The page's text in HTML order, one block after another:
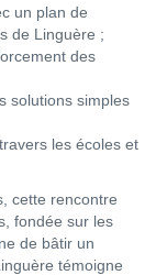
un plan de
de Linguère ;
des
solutions simples
les écoles et
cette rencontre
fondée sur les
de bâtir un
témoigne